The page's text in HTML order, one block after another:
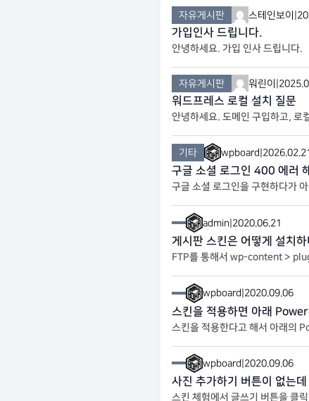
자유게시판 스테인보이 |
가입인사 드립니다.
안녕하세요. 가입 인사 드립니다.
자유게시판 워린이 |
워드프레스 로컬 설치 질문
안녕하세요. 도메인 구입하고, 로
기타 wpboard 2026.02.21
구글 소셜 로그인 400 에
구글 소셜 로그인을 구현하다가 아래와 같은 에러를
admin|2020.06.21
게시판 스킨은 어떻게 설치
FTP를 통해서 wp-content > plugin >
wpboard 2020.09.06
스킨을 적용하면 아래
스킨을 적용한다고 해서 아래의 Powered by KBoard 문구
wpboard 2020.09.06
사진 추가하기 버튼이 없는
스킨 체험에서 글쓰기 버튼을 클릭하면 사진 추가하